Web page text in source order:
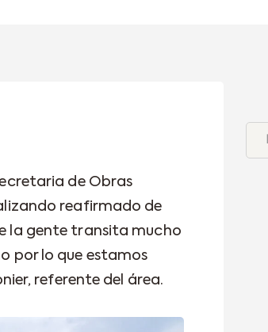
de Obras
reafirmado de
la gente transita mucho
por lo que estamos
referente del área.